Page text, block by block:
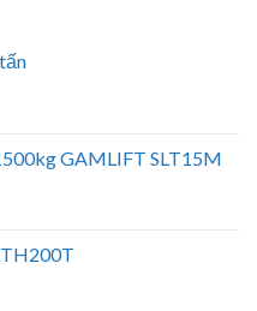
GAMLIFT SLT15M